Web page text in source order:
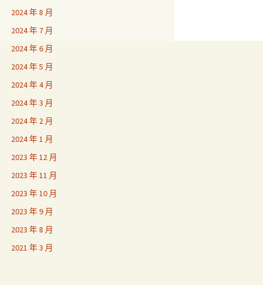
2024 年 8 月
2024 年 7 月
2024 年 6 月
2024 年 5 月
2024 年 4 月
2024 年 3 月
2024 年 2 月
2024 年 1 月
2023 年 12 月
2023 年 11 月
2023 年 10 月
2023 年 9 月
2023 年 8 月
2021 年 3 月